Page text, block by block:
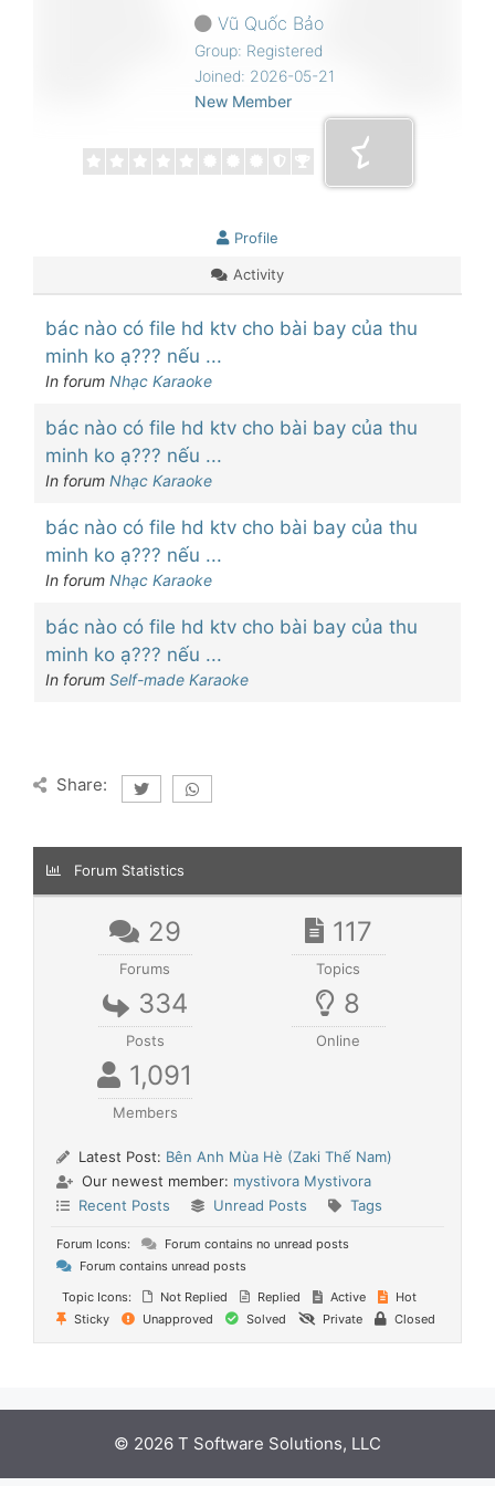
Vũ Quốc Bảo
Group: Registered
Joined: 2026-05-21
New Member
Profile
Activity
bác nào có file hd ktv cho bài bay của thu
minh ko ạ??? nếu ...
In forum Nhạc Karaoke
bác nào có file hd ktv cho bài bay của thu
minh ko ạ??? nếu ...
In forum Nhạc Karaoke
bác nào có file hd ktv cho bài bay của thu
minh ko ạ??? nếu ...
In forum Nhạc Karaoke
bác nào có file hd ktv cho bài bay của thu
minh ko ạ??? nếu ...
In forum Self-made Karaoke
Share:
Forum Statistics
29
Forums
117
Topics
334
Posts
8
Online
1,091
Members
Latest Post: Bên Anh Mùa Hè (Zaki Thế Nam)
Our newest member: mystivora Mystivora
Recent Posts
Unread Posts Tags
Forum Icons:
Forum contains no unread posts
Forum contains unread posts
Topic Icons:
Not Replied Replied Active
Hot
Sticky
Unapproved Solved Private Closed
© 2026 T Software Solutions, LLC